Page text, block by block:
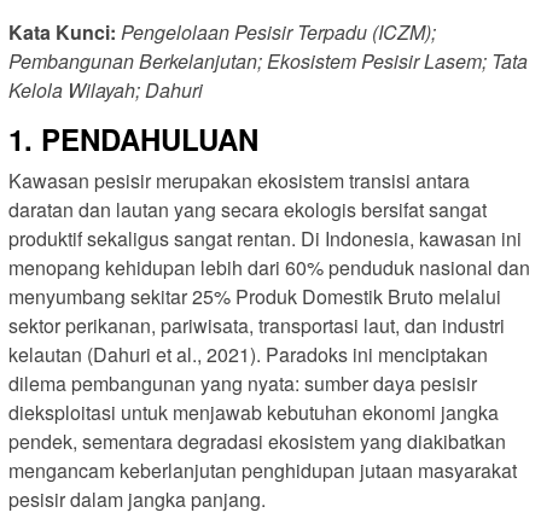
Kata Kunci: Pengelolaan Pesisir Terpadu (ICZM);
Pembangunan Berkelanjutan; Ekosistem Pesisir Lasem; Tata
Kelola Wilayah; Dahuri
1. PENDAHULUAN
Kawasan pesisir merupakan ekosistem transisi antara
daratan dan lautan yang secara ekologis bersifat sangat
produktif sekaligus sangat rentan. Di Indonesia, kawasan ini
menopang kehidupan lebih dari 60% penduduk nasional dan
menyumbang sekitar 25% Produk Domestik Bruto melalui
sektor perikanan, pariwisata, transportasi laut, dan industri
kelautan (Dahuri et al., 2021). Paradoks ini menciptakan
dilema pembangunan yang nyata: sumber daya pesisir
dieksploitasi untuk menjawab kebutuhan ekonomi jangka
pendek, sementara degradasi ekosistem yang diakibatkan
mengancam keberlanjutan penghidupan jutaan masyarakat
pesisir dalam jangka panjang.